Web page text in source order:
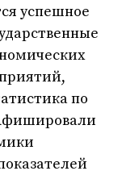
успешное
по